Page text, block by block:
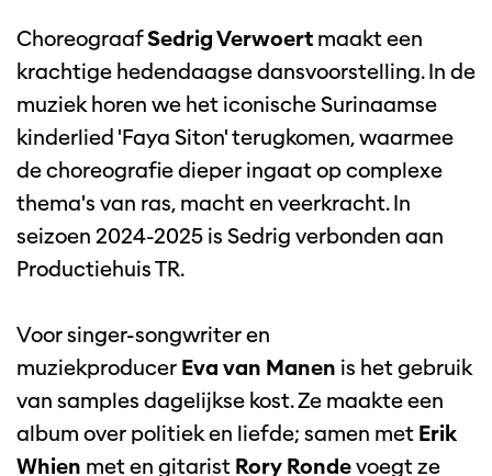
ChoreograafSedrig Verwoert maakt een
krachtige hedendaagse dansvoorstelling. In de
muziek horen we het iconische Surinaamse
kinderlied 'Faya Siton' terugkomen, waarmee
de choreografie dieper ingaat op complexe
thema's van ras, macht en veerkracht.In
seizoen 2024-2025 is Sedrig verbonden aan
Productiehuis TR.
Voor singer-songwriter en
muziekproducer Eva van Manen is het gebruik
van samples dagelijkse kost. Ze maakte een
album over politiek en liefde; samen met Erik
Whien met en gitarist Rory Rondevoegt ze